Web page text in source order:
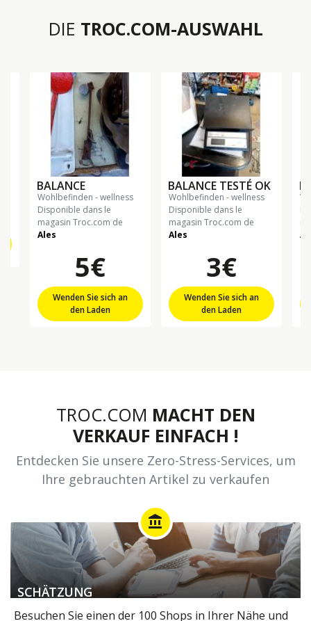
DIE TROC.COM-AUSWAHL
BALANCE
wohlbefinden - wellness
Disponible dans le
magasin Troc.com de
Ales
5€
Wenden Sie sich an
den Laden
BALANCE TESTÉ OK
wohlbefinden - wellness
Disponible dans le
magasin Troc.com de
Ales
3€
Wenden Sie sich an
den Laden
TROC.COM MACHT DEN
VERKAUF EINFACH !
Entdecken Sie unsere Zero-Stress-Services, um
Ihre gebrauchten Artikel zu verkaufen
account_balance
SCHÄTZUNG
Besuchen Sie einen der 100 Shops in Ihrer Nähe und